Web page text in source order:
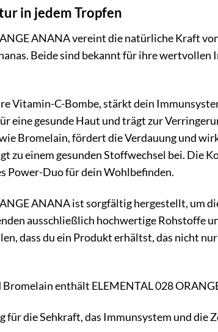
in jedem Tropfen
ANANA vereint die natürliche Kraft
Beide sind bekannt für ihre
Vitamin-C-Bombe, stärkt dein
eine gesunde Haut und trägt zur
Bromelain, fördert die Verdauung und
zu einem gesunden Stoffwechsel bei. Die
Power-Duo für dein Wohlbefinden.
ANANA ist sorgfältig hergestellt, um
ausschließlich hochwertige Rohstoffe
dass du ein Produkt erhältst, das nicht
Bromelain enthält ELEMENTAL 028
für die Sehkraft, das Immunsystem und die